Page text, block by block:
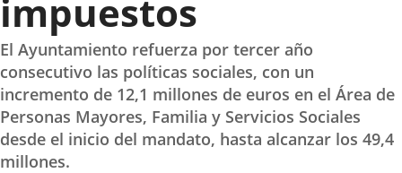
impuestos
El Ayuntamiento refuerza por tercer año
consecutivo las políticas sociales, con un
incremento de 12,1 millones de euros en el Área de
Personas Mayores, Familia y Servicios Sociales
desde el inicio del mandato, hasta alcanzar los 49,4
millones.